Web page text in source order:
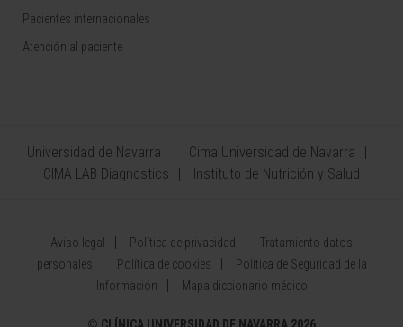
Pacientes internacionales
Atención al paciente
Universidad de Navarra
Cima Universidad de Navarra
CIMA LAB Diagnostics
Instituto de Nutrición y Salud
Aviso legal Política de privacidad
Tratamiento datos
personales
Política de cookies
Política de Seguridad de la
Información
Mapa diccionario médico